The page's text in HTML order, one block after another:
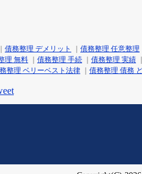
債務整理 デメリット 債務整理 任意整理
理 無料 債務整理 手続 債務整理 実績
整理 ベリーベスト法律 債務整理 債務